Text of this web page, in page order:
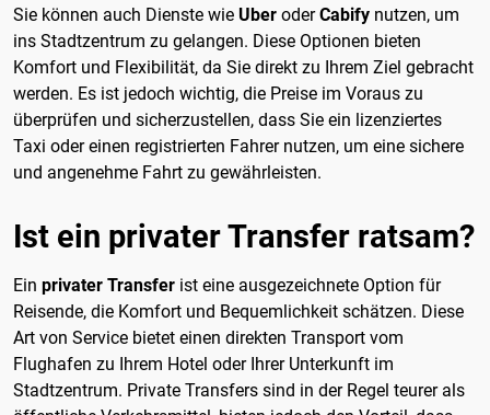
Sie können auch Dienste wie Uber oderCabify nutzen, um
ins Stadtzentrum zu gelangen. Diese Optionen bieten
Komfort und Flexibilität, da Sie direkt zu Ihrem Ziel gebracht
werden. Es ist jedoch wichtig, die Preise im Voraus zu
überprüfen und sicherzustellen, dass Sie ein lizenziertes
Taxi oder einen registrierten Fahrer nutzen, um eine sichere
und angenehme Fahrt zu gewährleisten.
Ist ein privater Transfer ratsam?
Ein privater Transfer ist eine ausgezeichnete Option für
Reisende, die Komfort und Bequemlichkeit schätzen. Diese
Art von Service bietet einen direkten Transport vom
Flughafen zu Ihrem Hotel oder Ihrer Unterkunft im
Stadtzentrum. Private Transfers sind in der Regel teurer als